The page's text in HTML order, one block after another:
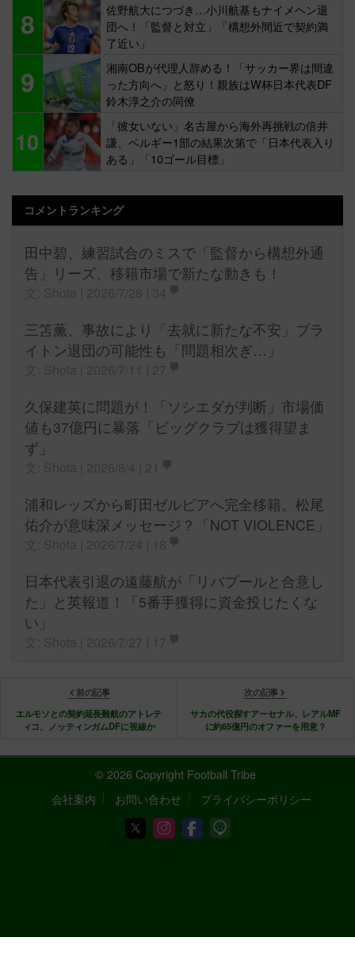
8
佐野航大につづき…小川航基もナイメヘン退
団へ！「監督と対立」「構想外間近で契約満
了近い」
9
湘南OBが代理人辞める！「サッカー界は間違
った方向へ」と怒り！親族はW杯日本代表DF
鈴木淳之介の同僚
10
「彼女いない」名古屋から海外再挑戦の倍井
謙、ベルギー1部の結果次第で「日本代表入り
ある」「10ゴール目標」
コメントランキング
田中碧、練習試合のミスで「監督から構想外通
告」リーズ、移籍市場で新たな動きも！
三笘薫、事故により「去就に新たな不安」ブラ
イトン退団の可能性も「問題相次ぎ…」
久保建英に問題が！「ソシエダが判断」市場価
値も37億円に暴落「ビッグクラブは獲得望ま
ず」
浦和レッズから町田ゼルビアへ完全移籍。松尾
佑介が意味深メッセージ？「NOT VIOLENCE」
日本代表引退の遠藤航が「リバプールと合意し
た」と英報道！「5番手獲得に資金投じたくな
い」
前の記事
エルモソとの契約延長難航のアトレテ
ィコ、ノッティンガムDFに視線か
次の記事
サカの代役探すアーセナル、レアルMF
に約65億円のオファーを用意？
© 2026 Copyright Football Tribe
会社案内
お問い合わせ プライバシーポリシー